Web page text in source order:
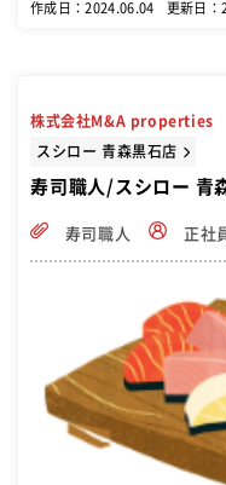
作成日：2024.06.04 更新日：
株式会社M&A properties
スシロー 青森黒石店
寿司職人/スシロー 青
寿司職人 正社